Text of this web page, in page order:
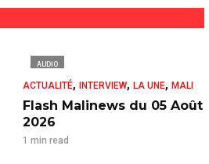
AUDIO
ACTUALITÉ, INTERVIEW, LA UNE, MALI
Flash Malinews du 05 Août
2026
1 min read